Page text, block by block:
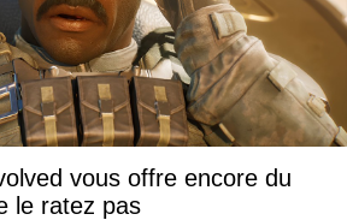
vous offre encore du
le ratez pas